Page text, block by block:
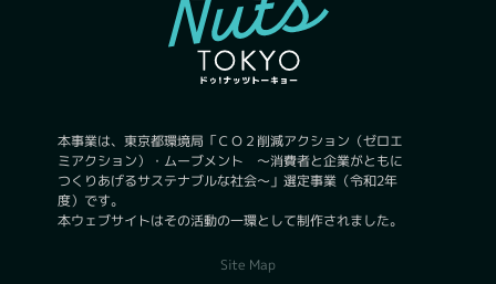
Site Map
本事業は、東京都環境局「ＣＯ２削減アクション（ゼロエ
ミアクション）・ムーブメント ～消費者と企業がともに
つくりあげるサステナブルな社会～」選定事業（令和2年
度）です。
本ウェブサイトはその活動の一環として制作されました。